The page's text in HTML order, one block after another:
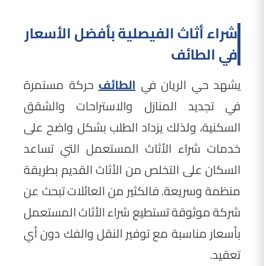
شراء أثاث الفيصلية بأفضل الأسعار
في الطائف
يشهد حي الريان في الطائف حركة مستمرة
في تجديد المنازل والاستراحات والشقق
السكنية، ولذلك يزداد الطلب بشكل واضح على
خدمات شراء الأثاث المستعمل التي تساعد
السكان على التخلص من الأثاث القديم بطريقة
منظمة وسريعة. فالكثير من العائلات تبحث عن
شركة موثوقة تستطيع شراء الأثاث المستعمل
بأسعار مناسبة مع توفير النقل والفك دون أي
تعقيد.